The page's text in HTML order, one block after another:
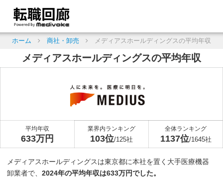
ホーム 商社・卸売 メディアスホールディングスの平均年収
メディアスホールディングスの平均年収
平均年収
633万円
業界内ランキング
103位/125社
全体ランキング
1137位/1645社
メディアスホールディングスは東京都に本社を置く大手医療機器
卸業者で、2024年の平均年収は633万円でした。